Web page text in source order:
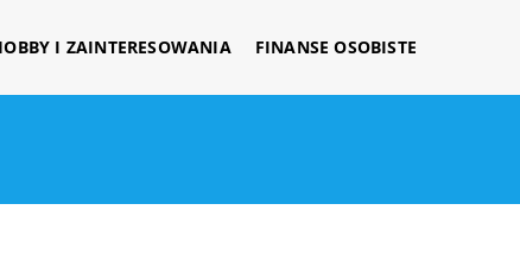
I ZAINTERESOWANIA FINANSE OSOBISTE